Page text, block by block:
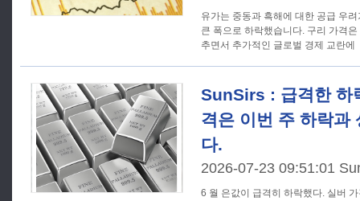
유가는 중동과 흑해에 대한 공급 우
큰 폭으로 하락했습니다. 구리 가격
추면서 추가적인 글로벌 경제 교란에
SunSirs : 급격한 하
격은 이번 주 하락과
다.
2026-07-23 09:51:01
6 월 은값이 급격히 하락했다. 실버 가격은 7 월 초에 약하게 하락세를